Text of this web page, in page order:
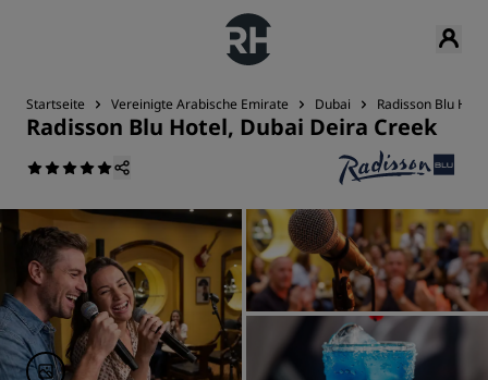
Startseite Vereinigte Arabische Emirate Dubai Radisson Blu
Radisson Blu Hotel, Dubai Deira Creek